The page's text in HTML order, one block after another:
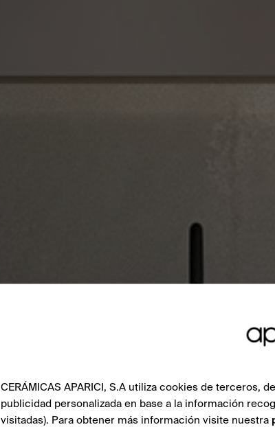
CERÁMICAS APARICI, S.A utiliza cookies de terceros,
publicidad personalizada en base a la información
visitadas). Para obtener más información visite nuestra